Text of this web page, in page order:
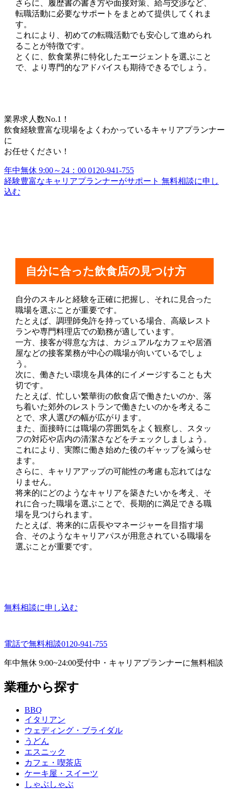
さらに、履歴書の書き方や面接対策、給与交渉など、
転職活動に必要なサポートをまとめて提供してくれま
す。
これにより、初めての転職活動でも安心して進められ
ることが特徴です。
とくに、飲食業界に特化したエージェントを選ぶこと
で、より専門的なアドバイスも期待できるでしょう。
業界求人数No.1！
飲食経験豊富な現場をよくわかっているキャリアプランナー
に
お任せください！
年中無休 9:00～24：00 0120-941-755
経験豊富なキャリアプランナーがサポート 無料相談に申し
込む
自分に合った飲食店の見つけ方
自分のスキルと経験を正確に把握し、それに見合った
職場を選ぶことが重要です。
たとえば、調理師免許を持っている場合、高級レスト
ランや専門料理店での勤務が適しています。
一方、接客が得意な方は、カジュアルなカフェや居酒
屋などの接客業務が中心の職場が向いているでしょ
う。
次に、働きたい環境を具体的にイメージすることも大
切です。
たとえば、忙しい繁華街の飲食店で働きたいのか、落
ち着いた郊外のレストランで働きたいのかを考えるこ
とで、求人選びの幅が広がります。
また、面接時には職場の雰囲気をよく観察し、スタッ
フの対応や店内の清潔さなどをチェックしましょう。
これにより、実際に働き始めた後のギャップを減らせ
ます。
さらに、キャリアアップの可能性の考慮も忘れてはな
りません。
将来的にどのようなキャリアを築きたいかを考え、そ
れに合った職場を選ぶことで、長期的に満足できる職
場を見つけられます。
たとえば、将来的に店長やマネージャーを目指す場
合、そのようなキャリアパスが用意されている職場を
選ぶことが重要です。
無料相談に申し込む
電話で無料相談0120-941-755
年中無休 9:00~24:00受付中・キャリアプランナーに無料相談
業種から探す
BBQ
イタリアン
ウェディング・ブライダル
うどん
エスニック
カフェ・喫茶店
ケーキ屋・スイーツ
しゃぶしゃぶ